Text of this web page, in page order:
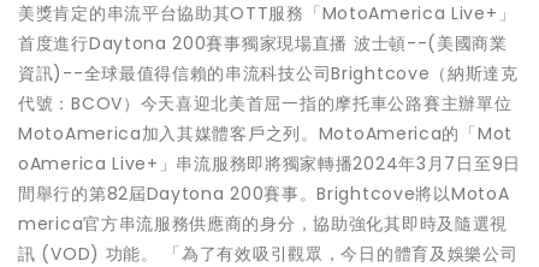
美獎肯定的串流平台協助其OTT服務「MotoAmerica Live+」
首度進行Daytona 200賽事獨家現場直播 波士頓--(美國商業
資訊)--全球最值得信賴的串流科技公司Brightcove（納斯達克
代號：BCOV）今天喜迎北美首屈一指的摩托車公路賽主辦單位
MotoAmerica加入其媒體客戶之列。MotoAmerica的「Mot
oAmerica Live+」串流服務即將獨家轉播2024年3月7日至9日
間舉行的第82屆Daytona 200賽事。Brightcove將以MotoA
merica官方串流服務供應商的身分，協助強化其即時及隨選視
訊 (VOD) 功能。 「為了有效吸引觀眾，今日的體育及娛樂公司